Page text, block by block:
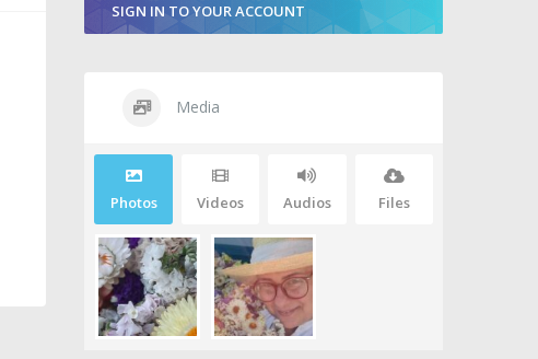
SIGN IN TO YOUR ACCOUNT
Media
Photos Videos Audios Files